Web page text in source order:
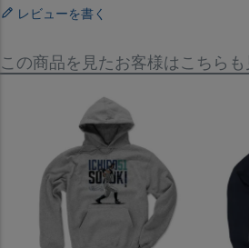
レビューを書く
この商品を見たお客様はこちらも